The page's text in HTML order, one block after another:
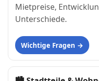
Mietpreise,
Unterschiede.
Wichtige Fragen